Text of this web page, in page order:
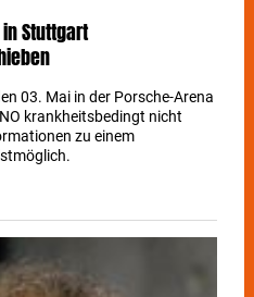
in Stuttgart
03. Mai in der Porsche-Arena
krankheitsbedingt nicht
zu einem